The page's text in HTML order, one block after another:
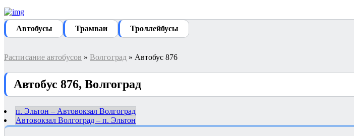
Автобуcы Трамваи Троллейбусы
Расписание автобусов » Волгоград » Автобус 876
Автобус 876, Волгоград
п. Эльтон – Автовокзал Волгоград
Автовокзал Волгоград – п. Эльтон